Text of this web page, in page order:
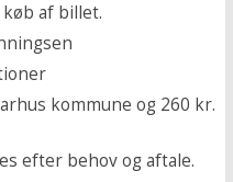
af billet.
kommune og 260 kr.
efter behov og aftale.